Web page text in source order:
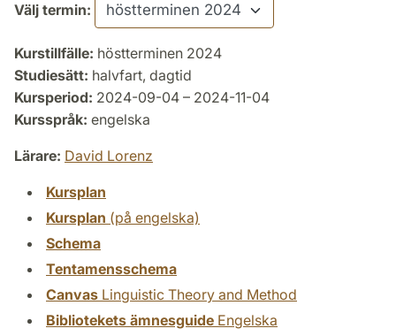
Välj termin:
Kurstillfälle: höstterminen 2024
Studiesätt: halvfart, dagtid
Kursperiod: 2024-09-04 – 2024-11-04
Kursspråk: engelska
Lärare: David Lorenz
Kursplan
Kursplan (på engelska)
Schema
Tentamensschema
Canvas Linguistic Theory and Method
Bibliotekets ämnesguide Engelska